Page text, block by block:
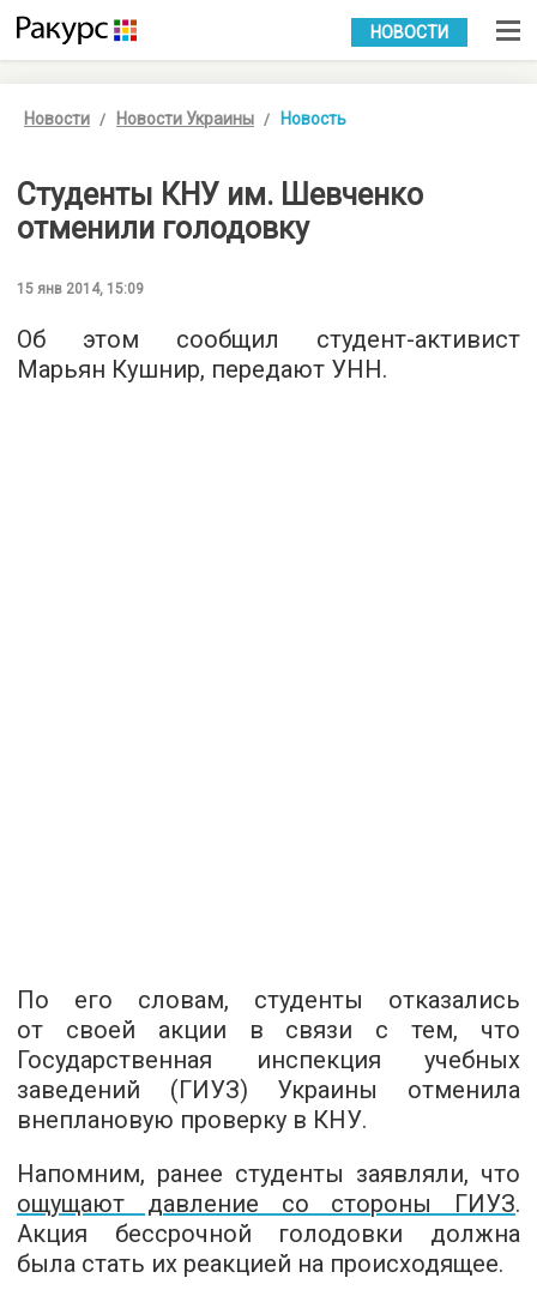
УКР РУС
НОВОСТИ
Новости Новости Украины Новость
Студенты КНУ им. Шевченко
отменили голодовку
15 янв 2014, 15:09
Об этом сообщил студент-активист
Марьян Кушнир, передают УНН.
По его словам, студенты отказались
от своей акции в связи с тем, что
Государственная инспекция учебных
заведений (ГИУЗ) Украины отменила
внеплановую проверку в КНУ.
Напомним, ранее студенты заявляли, что
ощущают давление со стороны ГИУЗ.
Акция бессрочной голодовки должна
была стать их реакцией на происходящее.